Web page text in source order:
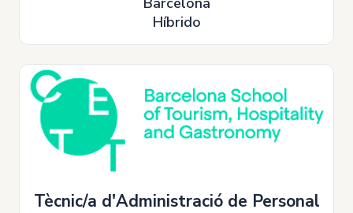
Híbrido
Tècnic/a d'Administració de Personal